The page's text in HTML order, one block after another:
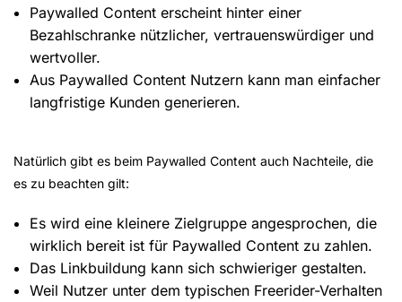
Paywalled Content erscheint hinter einer
Bezahlschranke nützlicher, vertrauenswürdiger und
wertvoller.
Aus Paywalled Content Nutzern kann man einfacher
langfristige Kunden generieren.
Natürlich gibt es beim Paywalled Content auch Nachteile, die
es zu beachten gilt:
Es wird eine kleinere Zielgruppe angesprochen, die
wirklich bereit ist für Paywalled Content zu zahlen.
Das Linkbuildung kann sich schwieriger gestalten.
Weil Nutzer unter dem typischen Freerider-Verhalten